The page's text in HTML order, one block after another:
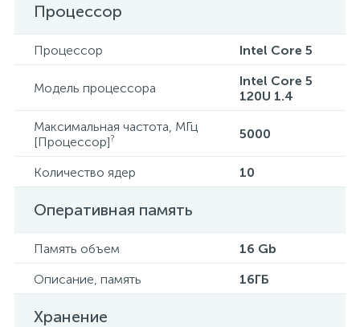
Процессор
Процессор Intel Core 5
Модель процессора
Intel Core 5
120U 1.4
Максимальная частота, МГц
[Процессор]? 5000
Количество ядер 10
Оперативная память
Память объем
16 Gb
Описание, память
16ГБ
Хранение